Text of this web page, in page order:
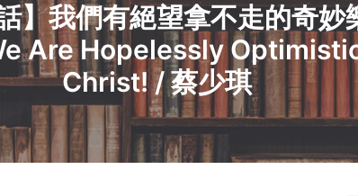
】我們有絕望拿不走的奇妙
Are Hopelessly
Christ! / 蔡少琪